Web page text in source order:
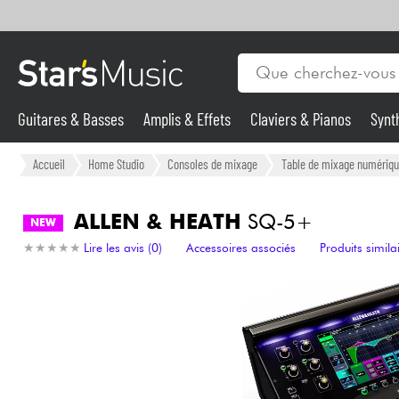
Guitares & Basses
Synthés & Sampleurs
Micros & HF
Guitares & Basses Amplis & Effets Claviers & Pianos
Accueil Home Studio Consoles de mixage Table de mixage
NEW ALLEN & HEATH SQ-5+
★ ★ ★ ★ ★
★ ★ ★ ★ ★ Lire les avis (0) Accessoires associés Produits